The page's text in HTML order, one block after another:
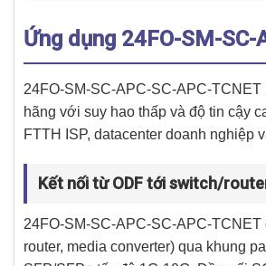
Ứng dụng 24FO-SM-
24FO-SM-SC-APC-SC-APC-
hãng với suy hao thấp và độ tin cậy
FTTH ISP, datacenter doanh nghiệp
Kết nối từ ODF tới switch/
24FO-SM-SC-APC-SC-APC-
router, media converter) qua khung